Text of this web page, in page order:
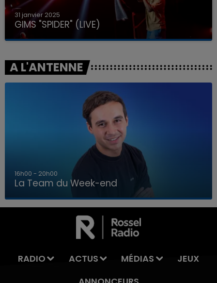
LA TEAM DU WEEK-END
31 janvier 2025
GIMS "SPIDER" (LIVE)
A L'ANTENNE
7h00 - 12h00
La Team du Week-end
RADIO ACTUS MÉDIAS
JEUX